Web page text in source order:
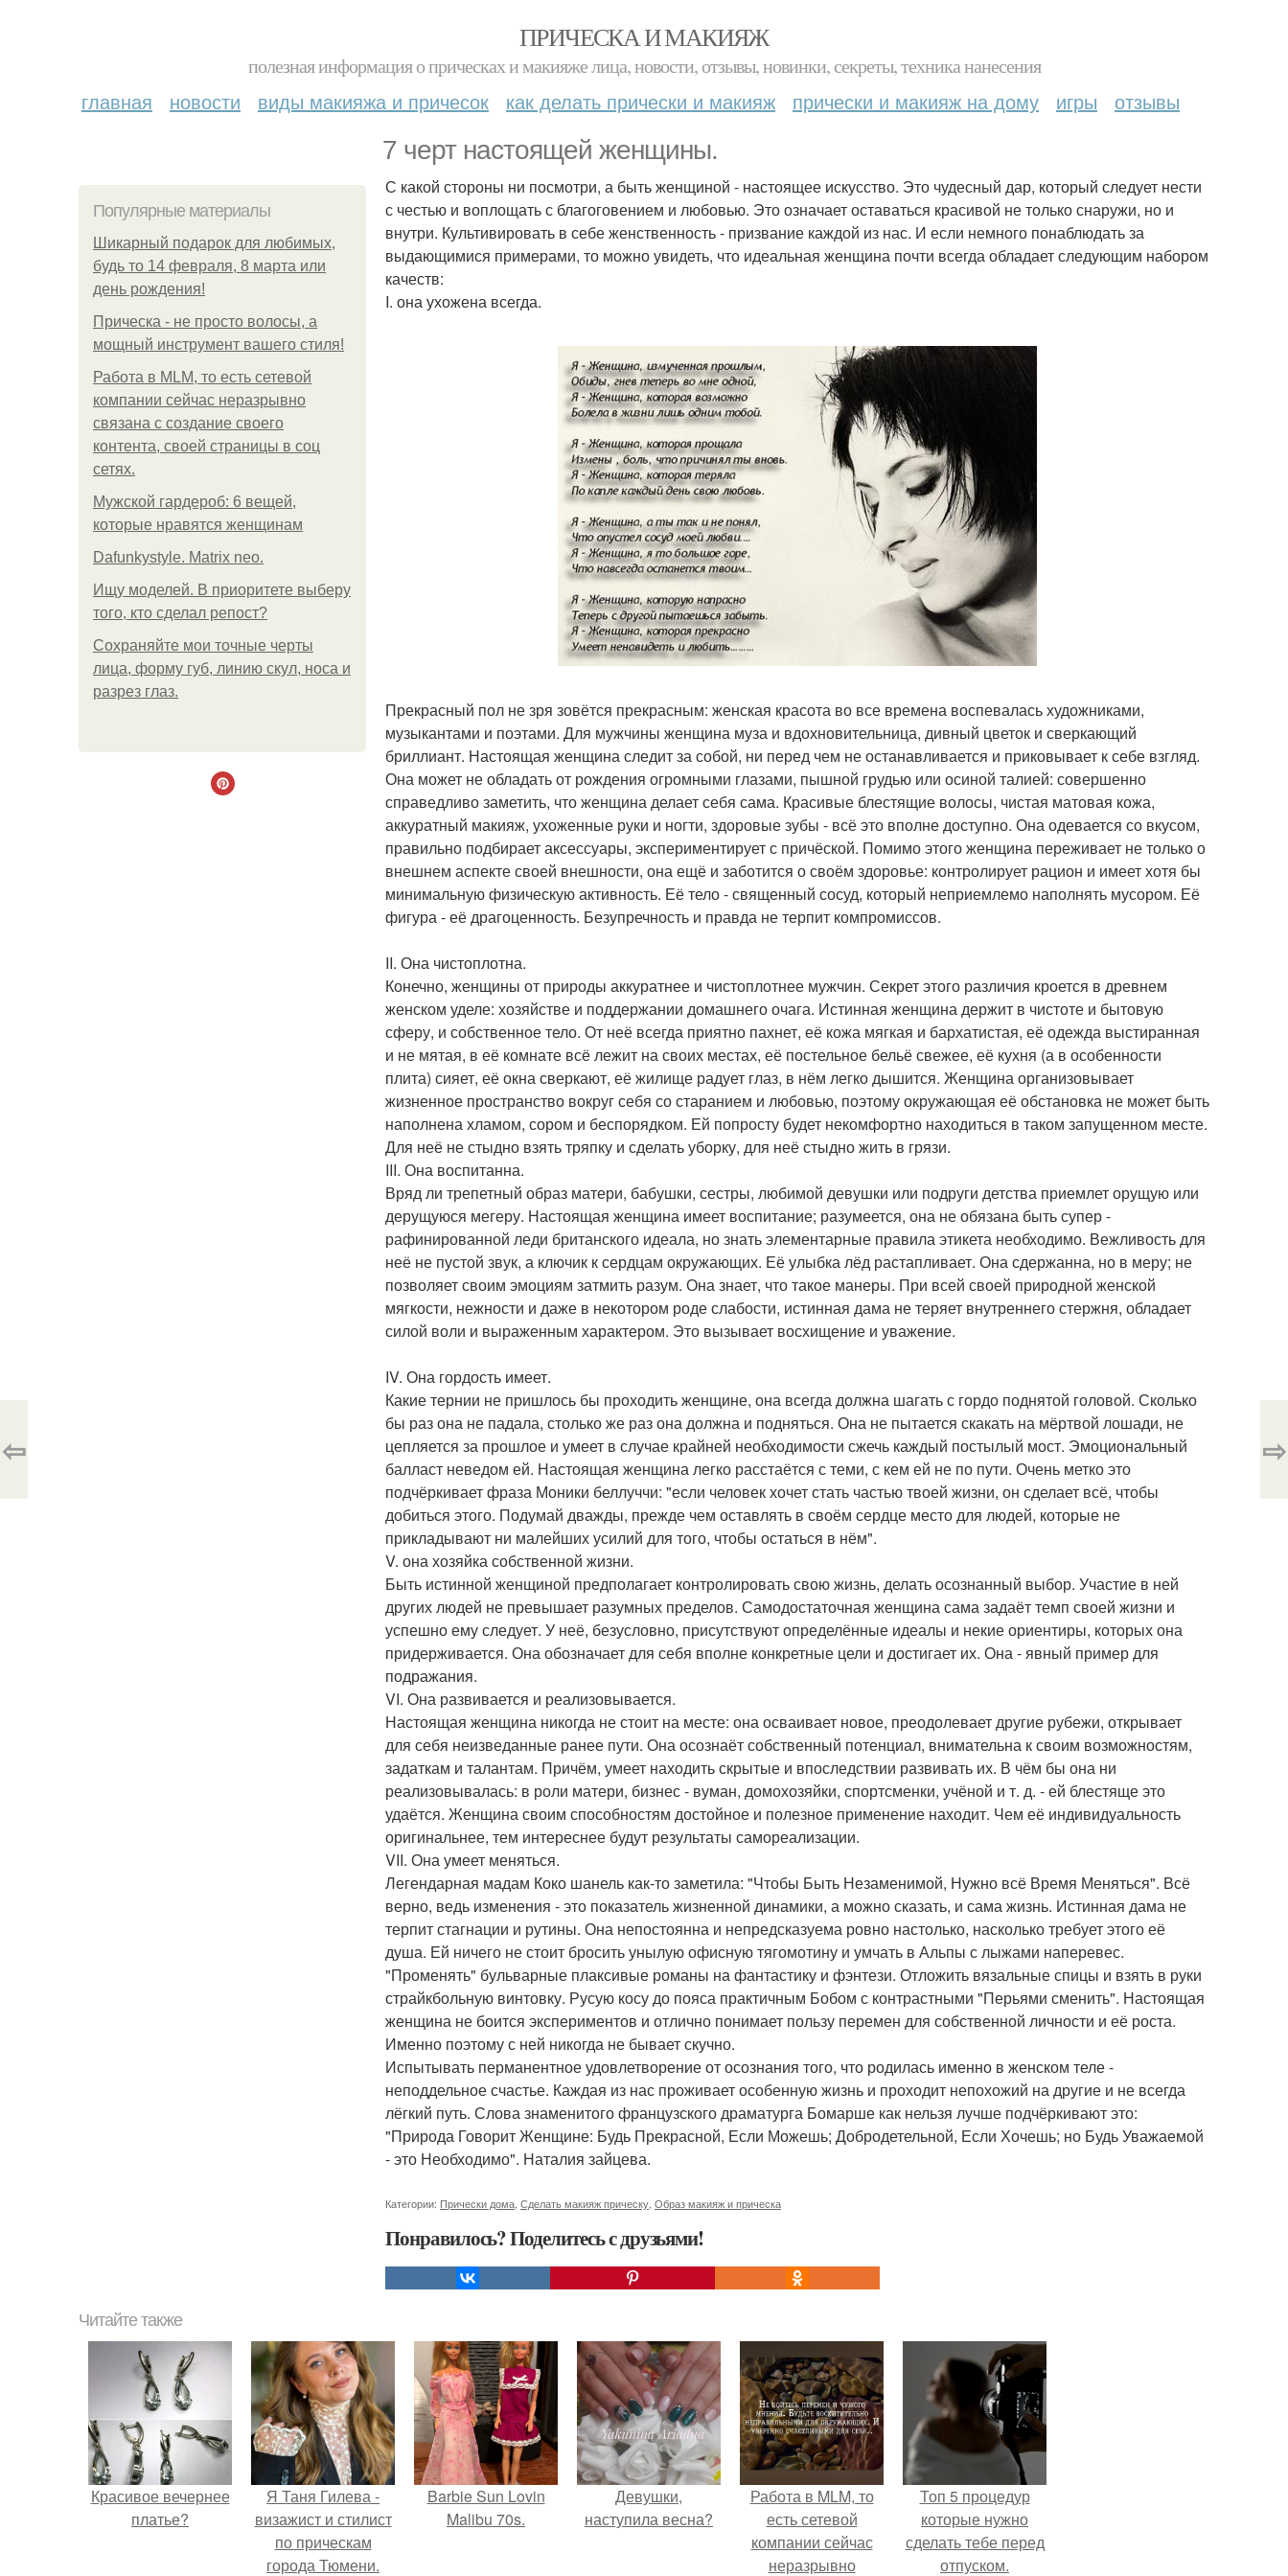
ПРИЧЕСКА И МАКИЯЖ
полезная информация о прическах и макияже лица, новости, отзывы, новинки, секреты, техника нанесения
главная новости виды макияжа и причесок как делать прически и макияж прически и макияж на дому игры отзывы
7 черт настоящей женщины.
Популярные материалы
Шикарный подарок для любимых,
будь то 14 февраля, 8 марта или
день рождения!
Прическа - не просто волосы, а
мощный инструмент вашего стиля!
Работа в MLM, то есть сетевой
компании сейчас неразрывно
связана с создание своего
контента, своей страницы в соц
сетях.
Мужской гардероб: 6 вещей,
которые нравятся женщинам
Dafunkystyle. Matrix neo.
Ищу моделей. В приоритете выберу
того, кто сделал репост?
Сохраняйте мои точные черты
лица, форму губ, линию скул, носа и
разрез глаз.
С какой стороны ни посмотри, а быть женщиной - настоящее искусство. Это чудесный дар, который следует нести
с честью и воплощать с благоговением и любовью. Это означает оставаться красивой не только снаружи, но и
внутри. Культивировать в себе женственность - призвание каждой из нас. И если немного понаблюдать за
выдающимися примерами, то можно увидеть, что идеальная женщина почти всегда обладает следующим набором
качеств:
I. она ухожена всегда.
Прекрасный пол не зря зовётся прекрасным: женская красота во все времена воспевалась художниками,
музыкантами и поэтами. Для мужчины женщина муза и вдохновительница, дивный цветок и сверкающий
бриллиант. Настоящая женщина следит за собой, ни перед чем не останавливается и приковывает к себе взгляд.
Она может не обладать от рождения огромными глазами, пышной грудью или осиной талией: совершенно
справедливо заметить, что женщина делает себя сама. Красивые блестящие волосы, чистая матовая кожа,
аккуратный макияж, ухоженные руки и ногти, здоровые зубы - всё это вполне доступно. Она одевается со вкусом,
правильно подбирает аксессуары, экспериментирует с причёской. Помимо этого женщина переживает не только о
внешнем аспекте своей внешности, она ещё и заботится о своём здоровье: контролирует рацион и имеет хотя бы
минимальную физическую активность. Её тело - священный сосуд, который неприемлемо наполнять мусором. Её
фигура - её драгоценность. Безупречность и правда не терпит компромиссов.
II. Она чистоплотна.
Конечно, женщины от природы аккуратнее и чистоплотнее мужчин. Секрет этого различия кроется в древнем
женском уделе: хозяйстве и поддержании домашнего очага. Истинная женщина держит в чистоте и бытовую
сферу, и собственное тело. От неё всегда приятно пахнет, её кожа мягкая и бархатистая, её одежда выстиранная
и не мятая, в её комнате всё лежит на своих местах, её постельное бельё свежее, её кухня (а в особенности
плита) сияет, её окна сверкают, её жилище радует глаз, в нём легко дышится. Женщина организовывает
жизненное пространство вокруг себя со старанием и любовью, поэтому окружающая её обстановка не может быть
наполнена хламом, сором и беспорядком. Ей попросту будет некомфортно находиться в таком запущенном месте.
Для неё не стыдно взять тряпку и сделать уборку, для неё стыдно жить в грязи.
III. Она воспитанна.
Вряд ли трепетный образ матери, бабушки, сестры, любимой девушки или подруги детства приемлет орущую или
дерущуюся мегеру. Настоящая женщина имеет воспитание; разумеется, она не обязана быть супер -
рафинированной леди британского идеала, но знать элементарные правила этикета необходимо. Вежливость для
неё не пустой звук, а ключик к сердцам окружающих. Её улыбка лёд растапливает. Она сдержанна, но в меру; не
позволяет своим эмоциям затмить разум. Она знает, что такое манеры. При всей своей природной женской
мягкости, нежности и даже в некотором роде слабости, истинная дама не теряет внутреннего стержня, обладает
силой воли и выраженным характером. Это вызывает восхищение и уважение.
IV. Она гордость имеет.
Какие тернии не пришлось бы проходить женщине, она всегда должна шагать с гордо поднятой головой. Сколько
бы раз она не падала, столько же раз она должна и подняться. Она не пытается скакать на мёртвой лошади, не
цепляется за прошлое и умеет в случае крайней необходимости сжечь каждый постылый мост. Эмоциональный
балласт неведом ей. Настоящая женщина легко расстаётся с теми, с кем ей не по пути. Очень метко это
подчёркивает фраза Моники беллуччи: "если человек хочет стать частью твоей жизни, он сделает всё, чтобы
добиться этого. Подумай дважды, прежде чем оставлять в своём сердце место для людей, которые не
прикладывают ни малейших усилий для того, чтобы остаться в нём".
V. она хозяйка собственной жизни.
Быть истинной женщиной предполагает контролировать свою жизнь, делать осознанный выбор. Участие в ней
других людей не превышает разумных пределов. Самодостаточная женщина сама задаёт темп своей жизни и
успешно ему следует. У неё, безусловно, присутствуют определённые идеалы и некие ориентиры, которых она
придерживается. Она обозначает для себя вполне конкретные цели и достигает их. Она - явный пример для
подражания.
VI. Она развивается и реализовывается.
Настоящая женщина никогда не стоит на месте: она осваивает новое, преодолевает другие рубежи, открывает
для себя неизведанные ранее пути. Она осознаёт собственный потенциал, внимательна к своим возможностям,
задаткам и талантам. Причём, умеет находить скрытые и впоследствии развивать их. В чём бы она ни
реализовывалась: в роли матери, бизнес - вуман, домохозяйки, спортсменки, учёной и т. д. - ей блестяще это
удаётся. Женщина своим способностям достойное и полезное применение находит. Чем её индивидуальность
оригинальнее, тем интереснее будут результаты самореализации.
VII. Она умеет меняться.
Легендарная мадам Коко шанель как-то заметила: "Чтобы Быть Незаменимой, Нужно всё Время Меняться". Всё
верно, ведь изменения - это показатель жизненной динамики, а можно сказать, и сама жизнь. Истинная дама не
терпит стагнации и рутины. Она непостоянна и непредсказуема ровно настолько, насколько требует этого её
душа. Ей ничего не стоит бросить унылую офисную тягомотину и умчать в Альпы с лыжами наперевес.
"Променять" бульварные плаксивые романы на фантастику и фэнтези. Отложить вязальные спицы и взять в руки
страйкбольную винтовку. Русую косу до пояса практичным Бобом с контрастными "Перьями сменить". Настоящая
женщина не боится экспериментов и отлично понимает пользу перемен для собственной личности и её роста.
Именно поэтому с ней никогда не бывает скучно.
Испытывать перманентное удовлетворение от осознания того, что родилась именно в женском теле -
неподдельное счастье. Каждая из нас проживает особенную жизнь и проходит непохожий на другие и не всегда
лёгкий путь. Слова знаменитого французского драматурга Бомарше как нельзя лучше подчёркивают это:
"Природа Говорит Женщине: Будь Прекрасной, Если Можешь; Добродетельной, Если Хочешь; но Будь Уважаемой
- это Необходимо". Наталия зайцева.
Категории: Прически дома Сделать макияж прическу Образ макияж и прическа
Понравилось? Поделитесь с друзьями!
⇦ ⇨
Читайте также
Красивое вечернее
платье?
Я Таня Гилева -
визажист и стилист
по прическам
города Тюмени.
Barbie Sun Lovin
Malibu 70s.
Девушки,
наступила весна?
Работа в MLM, то
есть сетевой
компании сейчас
неразрывно
Топ 5 процедур
которые нужно
сделать тебе перед
отпуском.